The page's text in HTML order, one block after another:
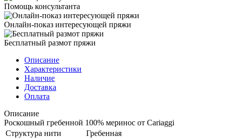
Помощь консультанта
Онлайн-показ интересующей пряжи
Бесплатный размот пряжи
Описание
Характеристики
Наличие
Доставка
Оплата
Описание
Роскошный гребенной 100% меринос от Cariaggi
Структура нити
Гребенная